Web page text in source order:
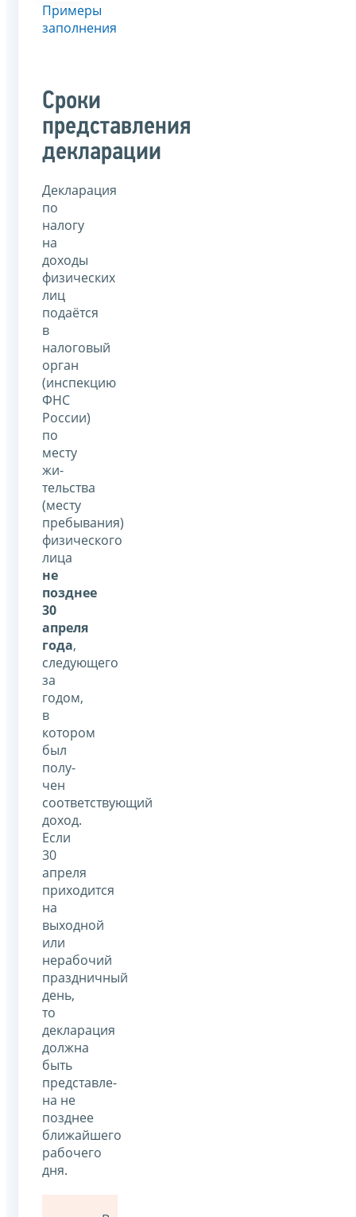
Примеры
заполнения
Сроки
представления
декларации
Декларация
по
налогу
на
доходы
физических
лиц
подаётся
в
налоговый
орган
(инспекцию
ФНС
России)
по
месту
жи­
тельства
(месту
пребывания)
физического
лица
не
позднее
30
апреля
года,
следующего
за
годом,
в
котором
был
полу­
чен
соответствующий
доход.
Если
30
апреля
приходится
на
выходной
или
нерабочий
праздничный
день,
то
декларация
должна
быть
представле­
на не
позднее
ближайшего
рабочего
дня.